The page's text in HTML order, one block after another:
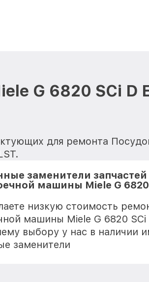
G 6820 SCi D
для ремонта
заменители запчастей
машины Miele G 6820
низкую стоимость
машины Miele G 6820 SCi
выбору у нас в наличии
заменители